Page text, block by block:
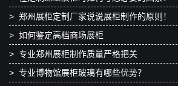
> 郑州展柜定制厂家说说展柜制作的原则！
> 如何鉴定高档商场展柜
> 专业郑州展柜制作质量严格把关
> 专业博物馆展柜玻璃有哪些优势？